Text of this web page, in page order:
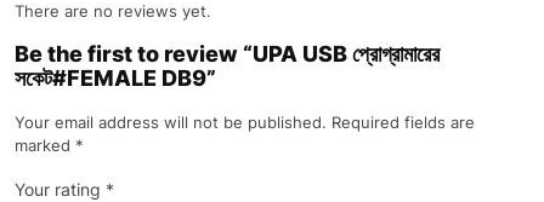
There are no reviews yet.
Be the first to review “UPA USB প্রোগ্রামারের
সকেট#FEMALE DB9”
Your email address will not be published. Required fields are
marked *
Your rating *